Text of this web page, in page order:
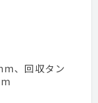
、回収タン